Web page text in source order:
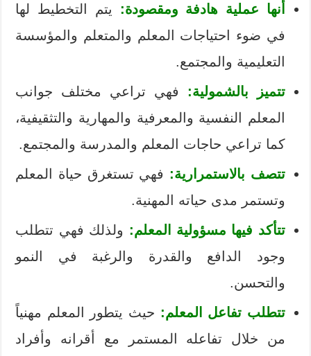
أنها عملية هادفة ومقصودة:
يتم التخطيط لها
في ضوء احتياجات المعلم والمتعلم والمؤسسة
التعليمية والمجتمع.
تتميز بالشمولية: فهي تراعي مختلف جوانب
المعلم النفسية والمعرفية والمهارية والتثقيفية،
كما تراعي حاجات المعلم والمدرسة والمجتمع.
تتصف بالاستمرارية: فهي تستغرق حياة المعلم
وتستمر مدى حياته المهنية.
تتأكد فيها مسؤولية المعلم: ولذلك فهي تتطلب
وجود الدافع والقدرة والرغبة في النمو
والتحسن.
تتطلب تفاعل المعلم: حيث يتطور المعلم مهنياً
من خلال تفاعله المستمر مع أقرانه وأفراد